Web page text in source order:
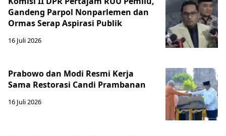
Gandeng Parpol Nonparlemen dan
Ormas Serap Aspirasi Publik
16 Juli 2026
Prabowo dan Modi Resmi Kerja
Sama Restorasi Candi Prambanan
16 Juli 2026